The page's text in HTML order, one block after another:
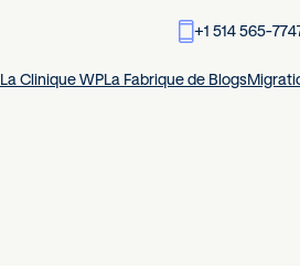
+1 514 565-
La Clinique WPLa Fabrique de Blogs